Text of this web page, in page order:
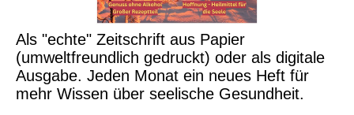
Als "echte" Zeitschrift aus Papier
(umweltfreundlich gedruckt) oder als digitale
Ausgabe. Jeden Monat ein neues Heft für
mehr Wissen über seelische Gesundheit.